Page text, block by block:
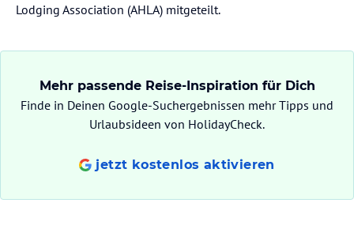
Lodging Association (AHLA) mitgeteilt.
Mehr passende Reise-Inspiration für Dich
Finde in Deinen Google-Suchergebnissen mehr Tipps und
Urlaubsideen von HolidayCheck.
jetzt kostenlos aktivieren